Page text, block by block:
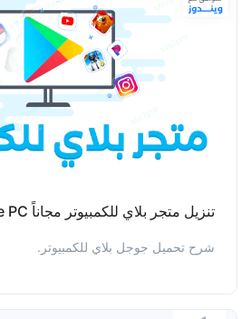
تنزيل متجر بلاي للكمبيوتر مجاناً Google PlayStore PC
شرح تحميل جوجل بلاي للكمبيوتر.